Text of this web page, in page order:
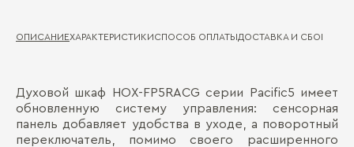
ОПИСАНИЕХАРАКТЕРИСТИКИСПОСОБ ОПЛАТЫДОСТАВКА И СБОРКА
Духовой шкаф HOX-FP5RACG серии Pacific5 имеет
обновленную систему управления: сенсорная
панель добавляет удобства в уходе, а поворотный
переключатель, помимо своего расширенного